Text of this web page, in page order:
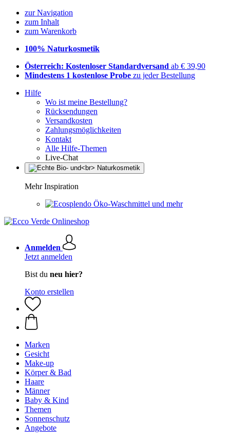
zur Navigation
zum Inhalt
zum Warenkorb
100% Naturkosmetik
Österreich: Kostenloser Standardversand ab € 39,90
Mindestens 1 kostenlose Probe zu jeder Bestellung
Hilfe
Wo ist meine Bestellung?
Rücksendungen
Versandkosten
Zahlungsmöglichkeiten
Kontakt
Alle Hilfe-Themen
Live-Chat
Mehr Inspiration
Öko-Waschmittel und mehr
Anmelden
Jetzt anmelden
Bist du neu hier?
Konto erstellen
Marken
Gesicht
Make-up
Körper & Bad
Haare
Männer
Baby & Kind
Themen
Sonnenschutz
Angebote